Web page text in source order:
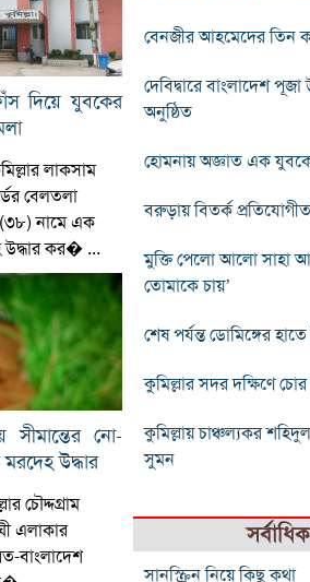
দিয়ে যুবকের
লাকসাম
বেলতলা
নামে এক
উদ্ধার কর� ...
সীমান্তের নো-
মরদেহ উদ্ধার
চৌদ্দগ্রাম
এলাকার
বাংলাদেশ
বেনজীর আহমেদের তিন
দেবিদ্বারে বাংলাদেশ
অনুষ্ঠিত
হোমনায় অজ্ঞাত এক
বরুড়ায় বিতর্ক
মুক্তি পেলো আলো সাহা
তোমাকে চায়’
শেষ পর্যন্ত ডোমিঙ্গের
কুমিল্লার সদর দক্ষিণে
কুমিল্লায় চাঞ্চল্যকর
সুমন
সানস্ক্রিন নিয়ে কিছু কথা